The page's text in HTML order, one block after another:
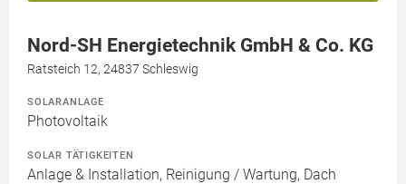
Nord-SH Energietechnik GmbH & Co. KG
Ratsteich 12, 24837 Schleswig
SOLARANLAGE
Photovoltaik
SOLAR TÄTIGKEITEN
Anlage & Installation, Reinigung / Wartung, Dach